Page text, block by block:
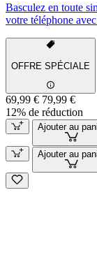
Basculez en toute
votre téléphone
OFFRE SPÉCIALE
69,99 € 79,99 €
12% de réduction
Ajouter au
Ajouter au